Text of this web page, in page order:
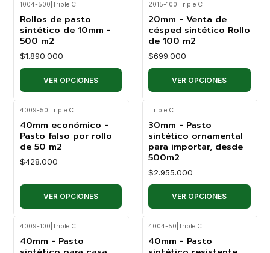
1004-500 Triple C
Rollos de pasto
sintético de 10mm -
500 m2
$1.890.000
VER OPCIONES
2015-100 Triple C
20mm - Venta de
césped sintético Rollo
de 100 m2
$699.000
VER OPCIONES
4009-50 Triple C
40mm económico -
Pasto falso por rollo
de 50 m2
$428.000
VER OPCIONES
Triple C
30mm - Pasto
sintético ornamental
para importar, desde
500m2
$2.955.000
VER OPCIONES
4009-100 Triple C
40mm - Pasto
4004-50 Triple C
40mm - Pasto